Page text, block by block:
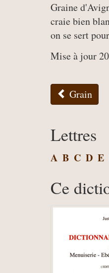
Graine
craie bien
on se sert
Mise à jour
Grain
Lettres
A B C D E
Ce